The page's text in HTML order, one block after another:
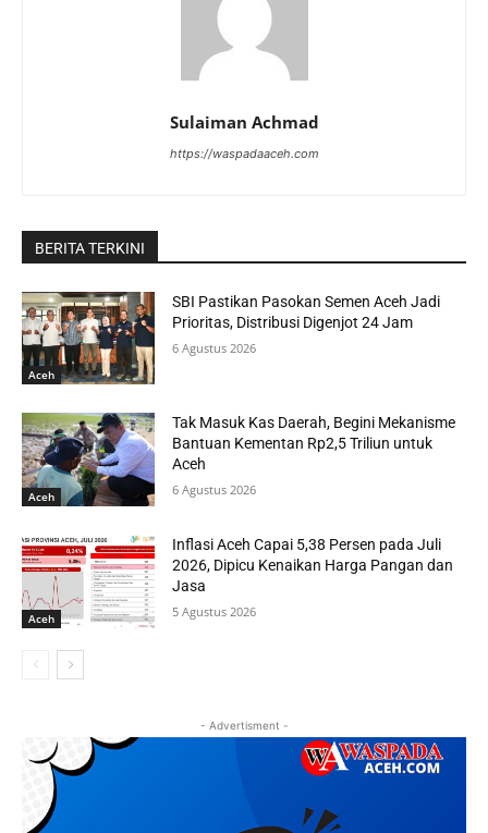
Sulaiman Achmad
https://waspadaaceh.com
BERITA TERKINI
Aceh
SBI Pastikan Pasokan Semen Aceh Jadi
Prioritas, Distribusi Digenjot 24 Jam
6 Agustus 2026
Aceh
Tak Masuk Kas Daerah, Begini Mekanisme
Bantuan Kementan Rp2,5 Triliun untuk
Aceh
6 Agustus 2026
Aceh
Inflasi Aceh Capai 5,38 Persen pada Juli
2026, Dipicu Kenaikan Harga Pangan dan
Jasa
5 Agustus 2026
- Advertisment -